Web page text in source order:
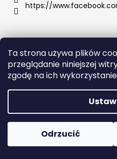
Ta strona używa plików
przeglądanie niniejszej
zgodę na ich
Odrzucić
P
l
e
c
a
m
y
BEAUTY
MATUJĄCY
https://
Copyright 2026
zastrzeżone.
Edytuj